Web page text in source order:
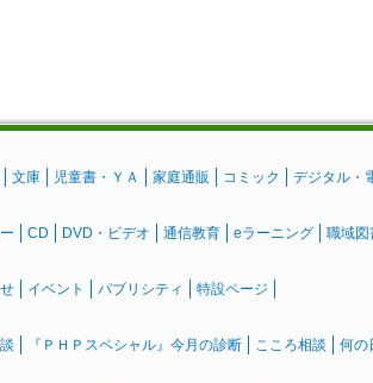
文庫 児童書・ＹＡ 家庭通販 コミック デジタル・
CD DVD・ビデオ 通信教育 eラーニング 職域図
イベント パブリシティ 特設ページ
『ＰＨＰスペシャル』今月の診断 こころ相談 何の